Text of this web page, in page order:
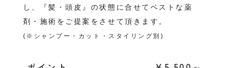
し、『髪・頭皮』の状態に合せてベストな薬
剤・施術をご提案をさせて頂きます。
(※シャンプー・カット・スタイリング別)